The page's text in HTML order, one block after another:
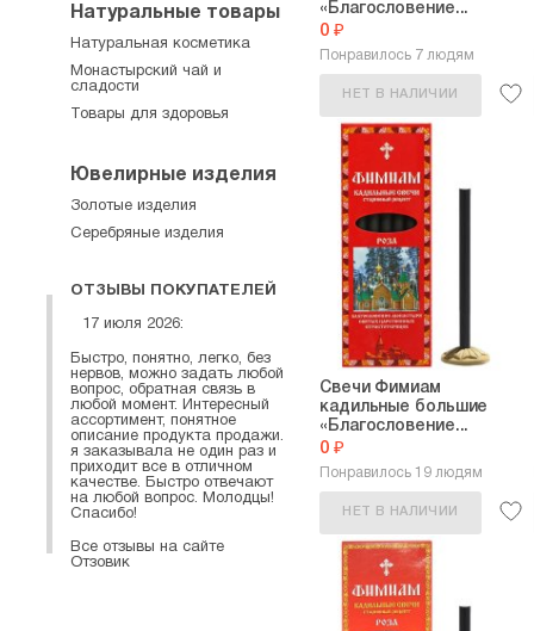
«Благословение...
0 ₽
Понравилось 7 людям
НЕТ В НАЛИЧИИ
Свечи Фимиам
кадильные большие
«Благословение...
0 ₽
Понравилось 19 людям
НЕТ В НАЛИЧИИ
Натуральные товары
Натуральная косметика
Монастырский чай и
сладости
Товары для здоровья
Ювелирные изделия
Золотые изделия
Серебряные изделия
ОТЗЫВЫ ПОКУПАТЕЛЕЙ
17 июля 2026:
Быстро, понятно, легко, без
нервов, можно задать любой
вопрос, обратная связь в
любой момент. Интересный
ассортимент, понятное
описание продукта продажи.
я заказывала не один раз и
приходит все в отличном
качестве. Быстро отвечают
на любой вопрос. Молодцы!
Спасибо!
Все отзывы на сайте
Отзовик